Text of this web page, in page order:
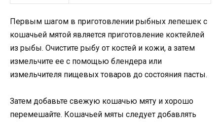
Первым шагом в приготовлении рыбных лепешек с
кошачьей мятой является приготовление коктейлей
из рыбы. Очистите рыбу от костей и кожи, а затем
измельчите ее с помощью блендера или
измельчителя пищевых товаров до состояния пасты.
Затем добавьте свежую кошачью мяту и хорошо
перемешайте. Кошачьей мяты следует добавлять